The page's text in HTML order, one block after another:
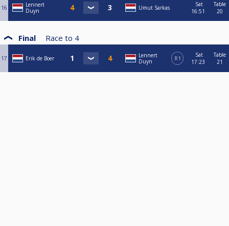
16
Lennert
Duyn
Umut Sarkas
Sat
16:51
Table
20
Final Race to 4
17 Erik de Boer
Lennert
Duyn
R1
Sat
17:23
Table
21